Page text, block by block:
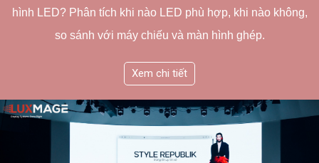
hình LED? Phân tích khi nào LED phù hợp, khi nào không,
so sánh với máy chiếu và màn hình ghép.
Xem chi tiết